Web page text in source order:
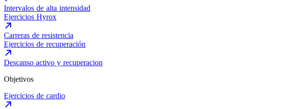
Intervalos de alta intensidad
Ejercicios Hyrox
Carreras de resistencia
Ejercicios de recuperación
Descanso activo y recuperacion
Objetivos
Ejercicios de cardio